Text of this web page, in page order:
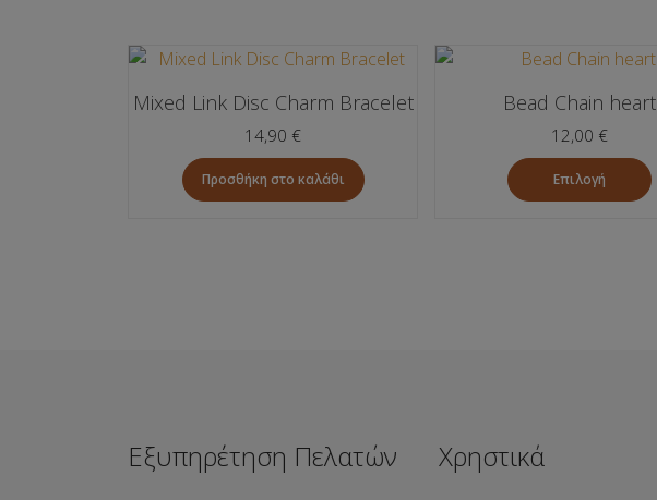
Mixed Link Disc Charm Bracelet
14,90 €
Προσθήκη στο καλάθι
Bead Chain heart
12,00 €
Επιλογή
Εξυπηρέτηση Πελατών Χρηστικά